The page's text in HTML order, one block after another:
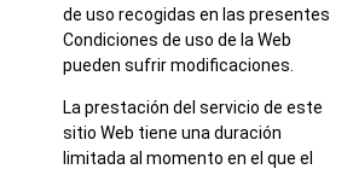
de uso recogidas en las presentes
Condiciones de uso de la Web
pueden sufrir modificaciones.
La prestación del servicio de este
sitio Web tiene una duración
limitada al momento en el que el